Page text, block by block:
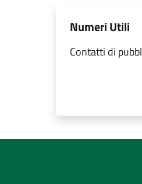
Numeri Utili
Contatti di